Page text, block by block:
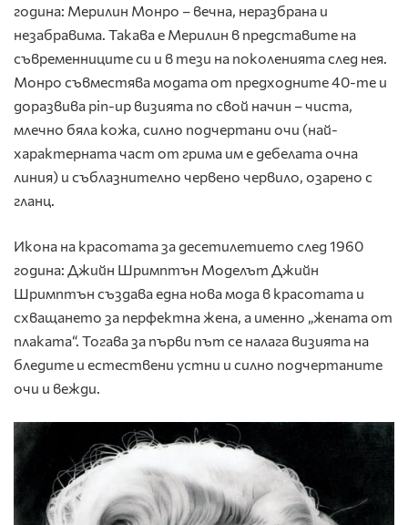
година: Мерилин Монро – вечна, неразбрана и
незабравима. Такава е Мерилин в представите на
съвременниците си и в тези на поколенията след нея.
Монро съвместява модата от предходните 40-те и
доразвива pin-up визията по свой начин – чиста,
млечно бяла кожа, силно подчертани очи (най-
характерната част от грима им е дебелата очна
линия) и съблазнително червено червило, озарено с
гланц.
Икона на красотата за десетилетието след 1960
година: Джийн Шримптън Моделът Джийн
Шримптън създава една нова мода в красотата и
схващането за перфектна жена, а именно „жената от
плаката“. Тогава за първи път се налага визията на
бледите и естествени устни и силно подчертаните
очи и вежди.